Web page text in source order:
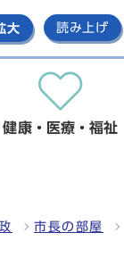
大 読み上げ
健康・医療・福祉
市長の部屋